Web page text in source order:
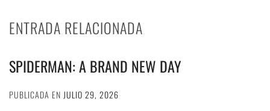
ENTRADA RELACIONADA
SPIDERMAN: A BRAND NEW DAY
PUBLICADA EN JULIO 29, 2026